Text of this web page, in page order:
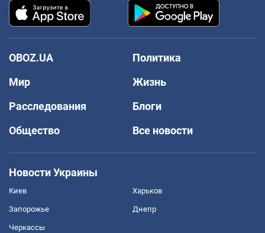
OBOZ.UA
Политика
Мир
Жизнь
Расследования
Блоги
Общество
Все новости
Новости Украины
Киев Харьков
Запорожье Днепр
Черкассы